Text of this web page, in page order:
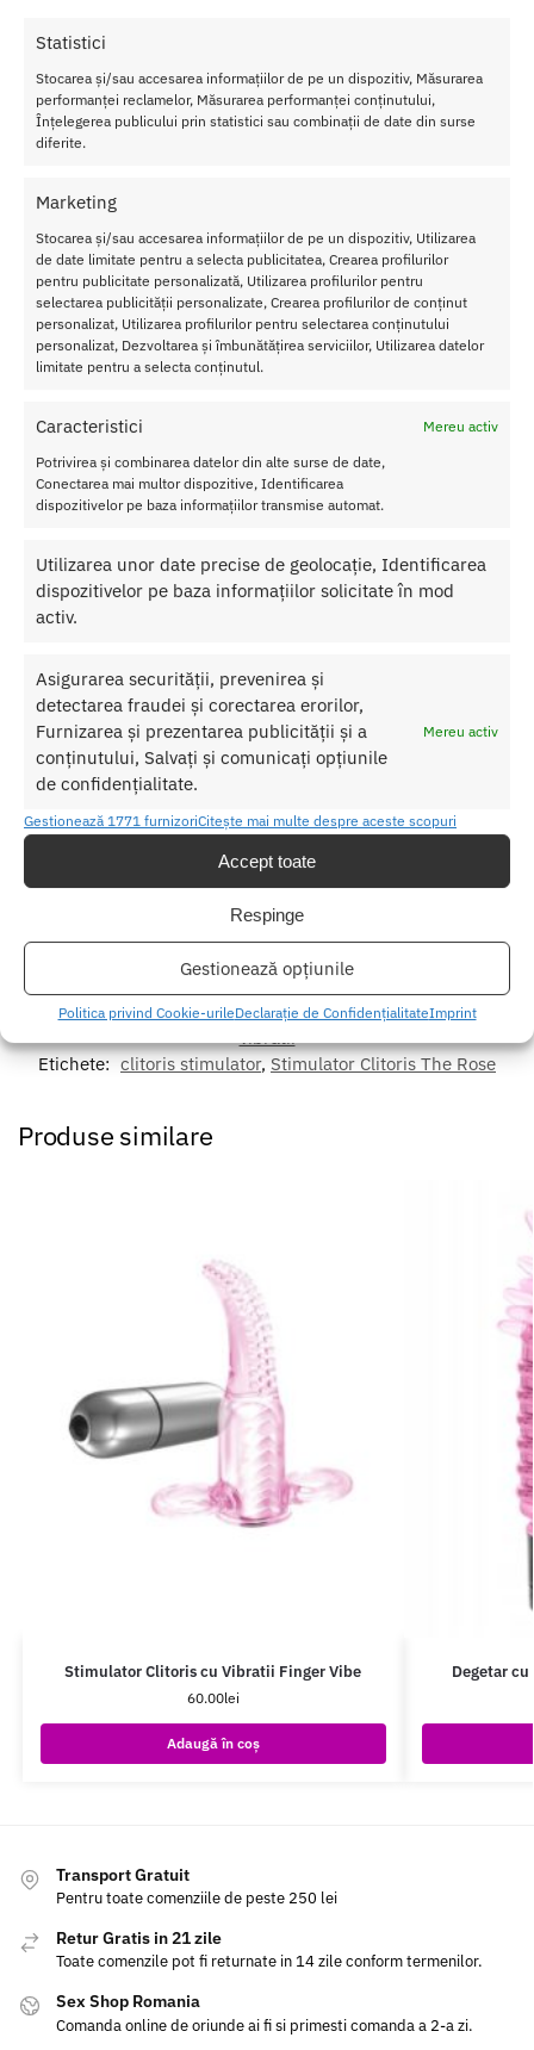
Statistici
Stocarea și/sau accesarea informațiilor de pe un dispozitiv, Măsurarea
performanței reclamelor, Măsurarea performanței conținutului,
Înțelegerea publicului prin statistici sau combinații de date din surse
diferite.
Marketing
Stocarea și/sau accesarea informațiilor de pe un dispozitiv, Utilizarea
de date limitate pentru a selecta publicitatea, Crearea profilurilor
pentru publicitate personalizată, Utilizarea profilurilor pentru
selectarea publicității personalizate, Crearea profilurilor de conținut
personalizat, Utilizarea profilurilor pentru selectarea conținutului
personalizat, Dezvoltarea și îmbunătățirea serviciilor, Utilizarea datelor
limitate pentru a selecta conținutul.
Caracteristici
Mereu activ
Potrivirea și combinarea datelor din alte surse de date,
Conectarea mai multor dispozitive, Identificarea
dispozitivelor pe baza informațiilor transmise automat.
Utilizarea unor date precise de geolocație, Identificarea
dispozitivelor pe baza informațiilor solicitate în mod
activ.
Asigurarea securității, prevenirea și
detectarea fraudei și corectarea erorilor,
Furnizarea și prezentarea publicității și a
conținutului, Salvați și comunicați opțiunile
de confidențialitate.
Mereu activ
Gestionează 1771 furnizoriCitește mai multe despre aceste scopuri
Accept toate
Respinge
Gestionează opțiunile
Politica privind Cookie-urileDeclarație de ConfidențialitateImprint
Aceasta jucarie este compatibila cu orice lubrifiant favorit pe baza
de apa, dar va rugam sa evitati contactul cu lubrifiantii din silicon si
alte jucarii/produse din silicon.
The Rose este rezistent la stropire, dar nu este complet
Caracteristici Stimulator Clitoris The Rose:
Dia
me
tru:
5.9
cm
e:
6.6
cm
Cul
e:
Roz
Mat
Alimentare : Reincarcabil prin USB
Nu lasati produsul la indemana copiilor.
Pentru o utilizare mai usoara utilizati un lubrifiant pe baza de apa.
Nu uitati sa curatati produsul inainte si dupa fiecare utilizare cu apa
Pentru o igienizare suplimentara puteti utiliza un toycleaner.
657447104329
Categorii: STIMULATOARE CLITORIS ,Stimulatoare clitoris cu
vibratii
Etichete: clitoris stimulator, Stimulator Clitoris The Rose
Produse similare
Stimulator Clitoris cu Vibratii Finger Vibe
60.00lei
Adaugă în coș
Degetar
Transport Gratuit
Pentru toate comenziile de peste 250 lei
Retur Gratis in 21 zile
Toate comenzile pot fi returnate in 14 zile conform termenilor.
Sex Shop Romania
Comanda online de oriunde ai fi si primesti comanda a 2-a zi.